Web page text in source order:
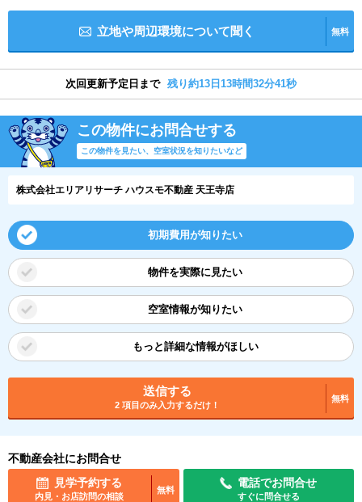
立地や周辺環境について聞く 無料
次回更新予定日まで 残り約13日13時間32分41秒
この物件にお問合せする
この物件を見たい、空室状況を知りたいなど
株式会社エリアリサーチ ハウスモ不動産 天王寺店
初期費用が知りたい
物件を実際に見たい
空室情報が知りたい
もっと詳細な情報がほしい
送信する
2 項目のみ入力するだけ！
無料
不動産会社にお問合せ
見学予約する
内見・お店訪問の相談
無料
電話でお問合せ
すぐに問合せる